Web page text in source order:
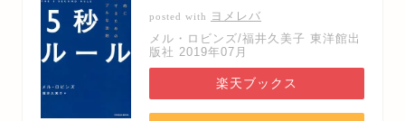
posted with
ヨメレバ
メル・ロビンズ/福井久美子 東洋館出
版社 2019年07月
楽天ブックス